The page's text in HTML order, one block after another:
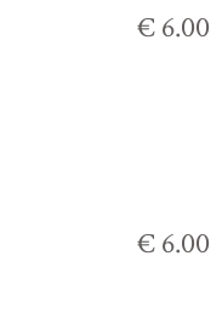
€ 6.00
€ 6.00